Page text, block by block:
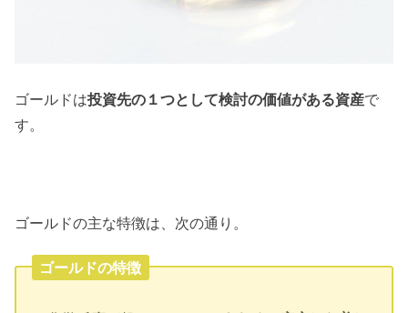
ゴールドは投資先の１つとして検討の価値がある資産で
す。
ゴールドの主な特徴は、次の通り。
ゴールドの特徴